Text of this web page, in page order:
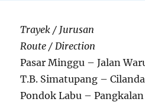
Trayek / Jurusan
Route / Direction
Pasar Minggu – Jalan
T.B. Simatupang –
Pondok Labu –